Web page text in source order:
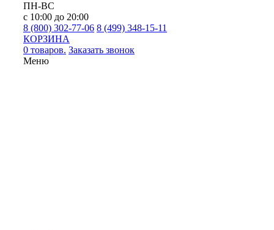
ПН-ВС
с 10:00 до 20:00
8 (800) 302-77-06 8 (499) 348-15-11
КОРЗИНА
0 товаров. Заказать звонок
Меню